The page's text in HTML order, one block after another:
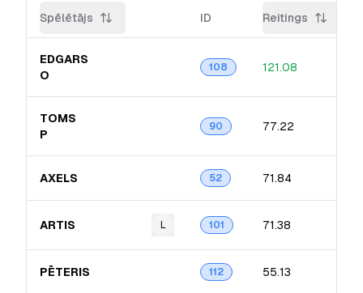
Spēlētājs ID Reitings
EDGARS
O
108 121.08
TOMS
P
90 77.22
AXELS 52 71.84
ARTIS L 101 71.38
PĒTERIS 112 55.13